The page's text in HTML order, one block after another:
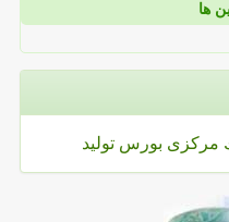
ها
مركزی بورس تولید